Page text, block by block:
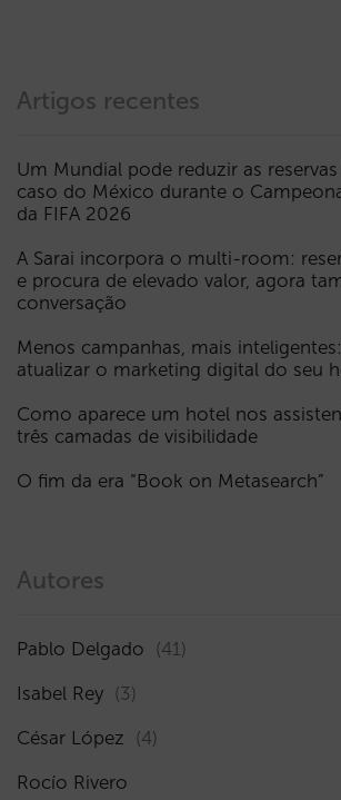
Artigos recentes
Um Mundial pode reduzir as
caso do México durante o
da FIFA 2026
A Sarai incorpora o multi-room:
e procura de elevado valor, agora
conversação
Menos campanhas, mais
atualizar o marketing digital do seu
Como aparece um hotel nos
três camadas de visibilidade
O fim da era “Book on Metasearch”
Autores
Pablo Delgado (41)
Isabel Rey (3)
César López (4)
Rocío Rivero